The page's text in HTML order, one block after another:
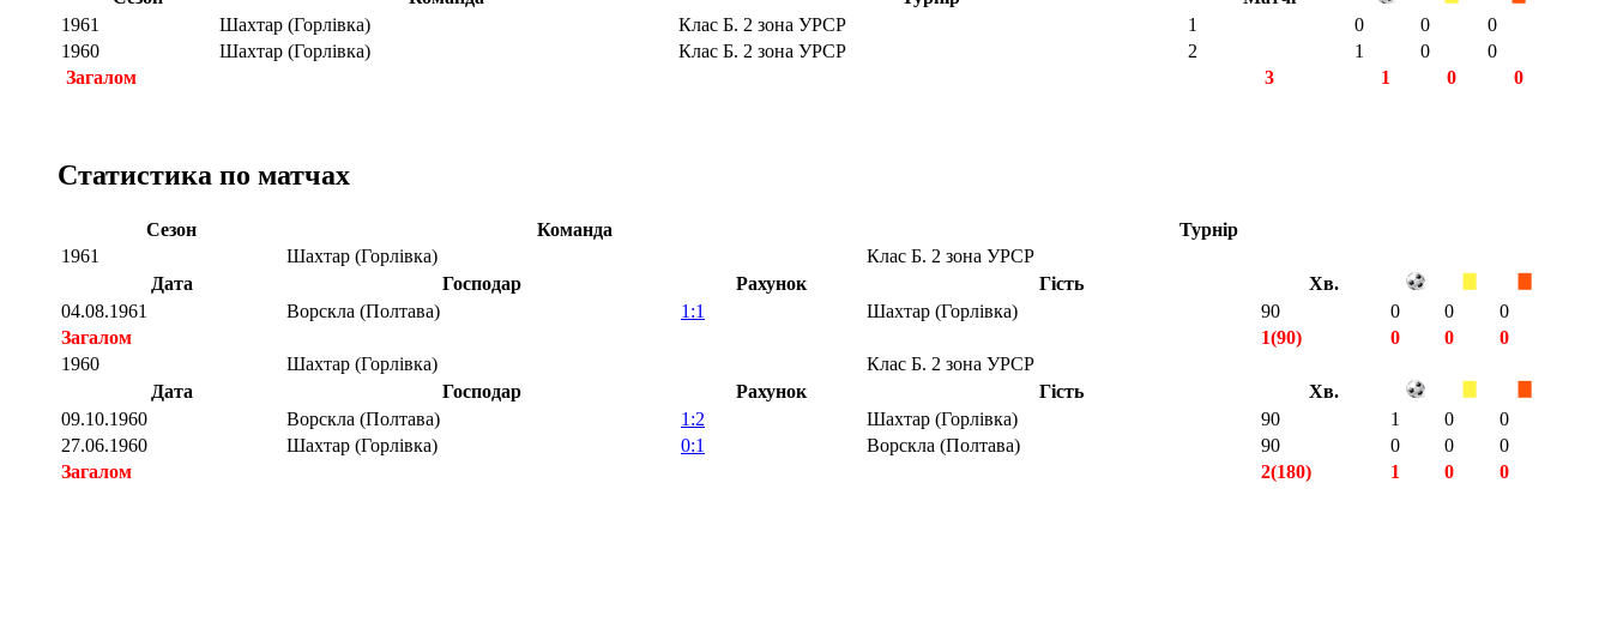
1961
Шахтар (Горлівка) Клас Б. 2 зона УРСР 1 0 0
0
1960
Шахтар (Горлівка) Клас Б. 2 зона УРСР 2 1 0
0
Загалом
3 1 0 0
Статистика по матчах
Сезон Команда
Турнір
1961
Шахтар (Горлівка)
Клас Б. 2 зона УРСР
Дата
Господар Рахунок Гість
Хв.
04.08.1961
Ворскла (Полтава) 1:1 Шахтар (Горлівка) 90 0 0
0
Загалом
1(90) 0 0
0
1960
Шахтар (Горлівка)
Клас Б. 2 зона УРСР
Дата
Господар Рахунок Гість
Хв.
09.10.1960
Ворскла (Полтава) 1:2 Шахтар (Горлівка) 90 1 0
0
27.06.1960
Шахтар (Горлівка) 0:1 Ворскла (Полтава) 90 0 0
0
Загалом
2(180) 1 0
0